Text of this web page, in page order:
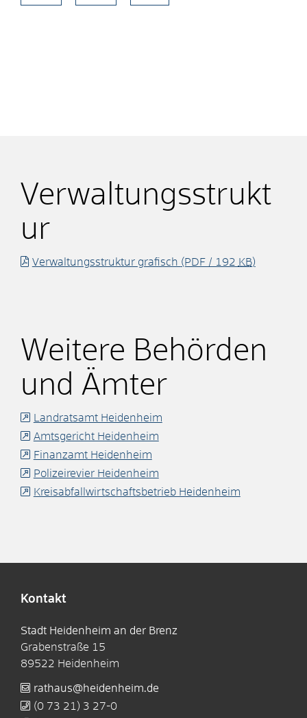
Verwaltungsstrukt
ur
Verwaltungsstruktur grafisch (PDF / 192 KB)
Weitere Behörden
und Ämter
Landratsamt Heidenheim
Amtsgericht Heidenheim
Finanzamt Heidenheim
Polizeirevier Heidenheim
Kreisabfallwirtschaftsbetrieb Heidenheim
Kontakt
Stadt Heidenheim an der Brenz
Grabenstraße 15
89522 Heidenheim
rathaus@heidenheim.de
(0 73 21) 3 27-0